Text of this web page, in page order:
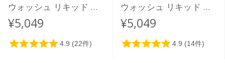
ウォッシュ リキッド ＜
グレープフルーツ＞ 5L
¥5,049
ウォッシュ リキッド ＜
無香料＞5L
¥5,049